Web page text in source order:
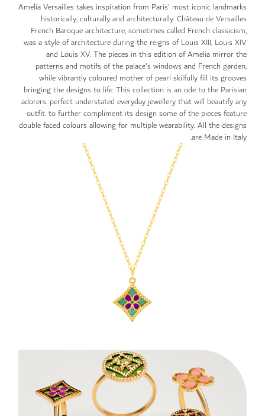
Amelia Versailles takes inspiration from Paris' most iconic landmarks
historically, culturally and architecturally. Château de Versailles
French Baroque architecture, sometimes called French classicism,
was a style of architecture during the reigns of Louis XIII, Louis XIV
and Louis XV. The pieces in this edition of Amelia mirror the
patterns and motifs of the palace's windows and French garden,
while vibrantly coloured mother of pearl skilfully fill its grooves
bringing the designs to life. This collection is an ode to the Parisian
adorers. perfect understated everyday jewellery that will beautify any
outfit. to further compliment its design some of the pieces feature
double faced colours allowing for multiple wearability. All the designs
are Made in Italy.